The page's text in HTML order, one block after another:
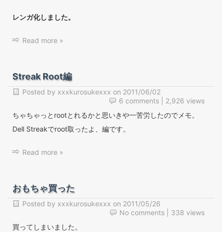
レンガ化しました。
Read more »
Streak Root編
Posted by xxxkurosukexxx on 2011/06/02
6 comments | 2,926 views
ちゃちゃっとrootとれるかと思いきや一苦労したのでメモ。
Dell Streakでroot取ったよ、編です。
Read more »
おもちゃ買った
Posted by xxxkurosukexxx on 2011/05/26
No comments | 338 views
買ってしまいました。